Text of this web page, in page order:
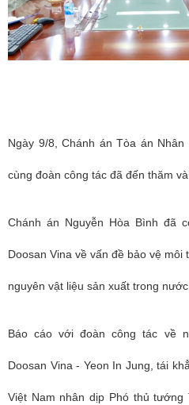
Ngày 9/8, Chánh án Tòa án
cùng đoàn công tác đã đến thăm
Chánh án Nguyễn Hòa Bình đã
Doosan Vina về vấn đề bảo vệ
nguyên vật liệu sản xuất trong nước.
Báo cáo với đoàn công tác về
Doosan Vina - Yeon In Jung, tái
Việt Nam nhân dịp Phó thủ